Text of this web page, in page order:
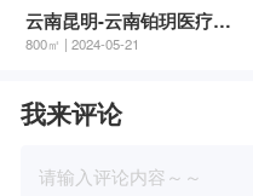
云南昆明-云南铂玥医疗美容
800㎡ | 2024-05-21
我来评论